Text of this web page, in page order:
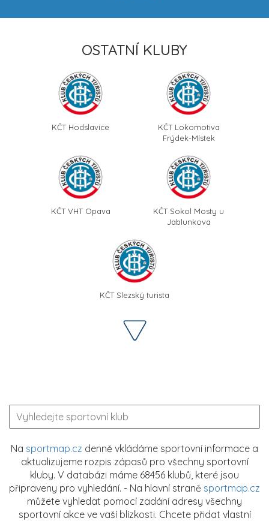
OSTATNÍ KLUBY
KČT Hodslavice
KČT Lokomotiva
Frýdek-Místek
KČT VHT Opava
KČT Sokol Mosty u
Jablunkova
KČT Slezský turista
Na sportmap.cz denně vkládáme sportovní informace a
aktualizujeme rozpis zápasů pro všechny sportovní
kluby. V databázi máme 68456 klubů, které jsou
připraveny pro vyhledání. - Na hlavní straně sportmap.cz
můžete vyhledat pomocí zadání adresy všechny
sportovní akce ve vaší blízkosti. Chcete přidat vlastní